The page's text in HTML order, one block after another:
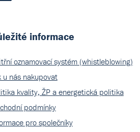
informace
oznamovací systém (whistleblowing)
u nás nakupovat
kvality, ŽP a energetická politika
podmínky
pro společníky